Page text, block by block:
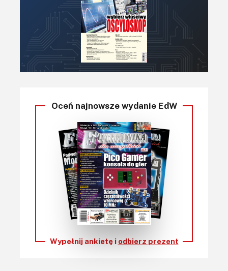
Oceń najnowsze wydanie EdW
Wypełnij ankietę i odbierz prezent